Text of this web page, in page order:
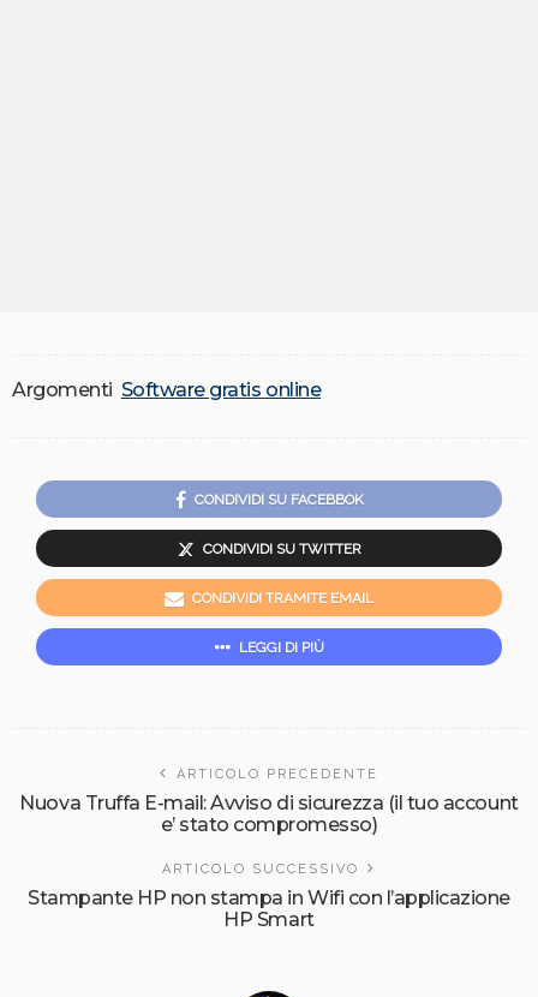
Argomenti Software gratis online
CONDIVIDI SU FACEBBOK
CONDIVIDI SU TWITTER
CONDIVIDI TRAMITE EMAIL
LEGGI DI PIÙ
ARTICOLO PRECEDENTE
Nuova Truffa E-mail: Avviso di sicurezza (il tuo account
e’ stato compromesso)
ARTICOLO SUCCESSIVO
Stampante HP non stampa in Wifi con l’applicazione
HP Smart